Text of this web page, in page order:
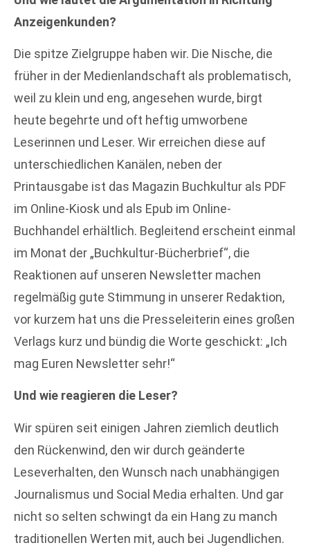
Anzeigenkunden?
Die spitze Zielgruppe haben wir. Die Nische, die
früher in der Medienlandschaft als problematisch,
weil zu klein und eng, angesehen wurde, birgt
heute begehrte und oft heftig umworbene
Leserinnen und Leser. Wir erreichen diese auf
unterschiedlichen Kanälen, neben der
Printausgabe ist das Magazin Buchkultur als PDF
im Online-Kiosk und als Epub im Online-
Buchhandel erhältlich. Begleitend erscheint einmal
im Monat der „Buchkultur-Bücherbrief“, die
Reaktionen auf unseren Newsletter machen
regelmäßig gute Stimmung in unserer Redaktion,
vor kurzem hat uns die Presseleiterin eines großen
Verlags kurz und bündig die Worte geschickt: „Ich
mag Euren Newsletter sehr!“
Und wie reagieren die Leser?
Wir spüren seit einigen Jahren ziemlich deutlich
den Rückenwind, den wir durch geänderte
Leseverhalten, den Wunsch nach unabhängigen
Journalismus und Social Media erhalten. Und gar
nicht so selten schwingt da ein Hang zu manch
traditionellen Werten mit, auch bei Jugendlichen.